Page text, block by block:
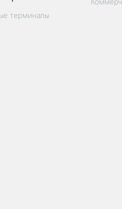
терминалы